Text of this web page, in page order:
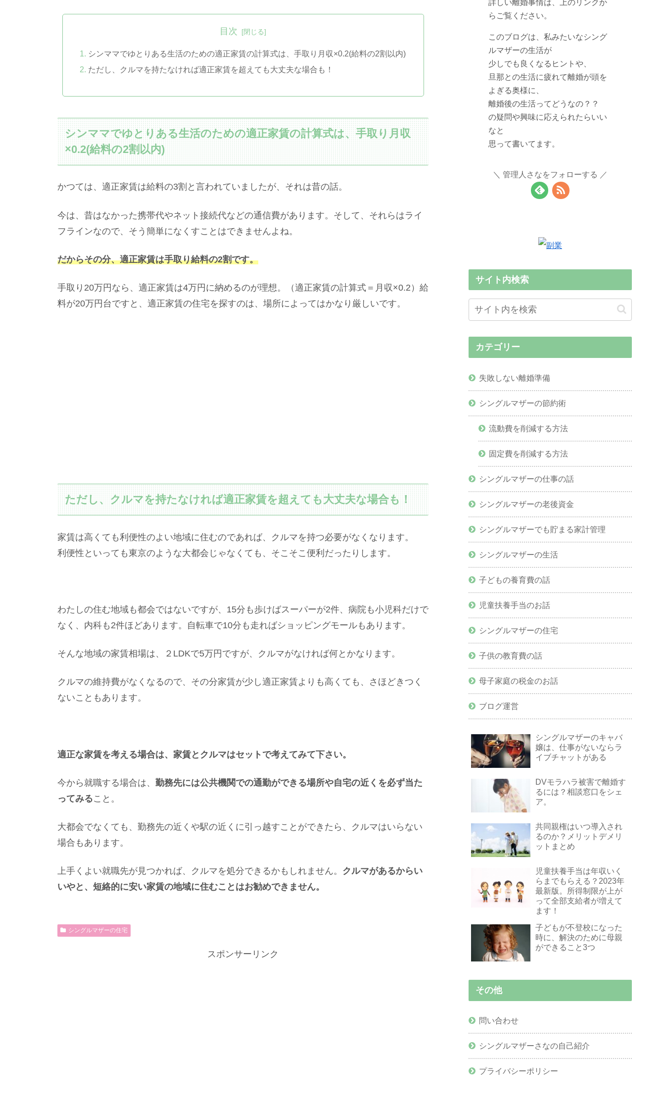
目次
シンママでゆとりある生活のための適正家賃の計算式は、手取り月収×0.2(給料の2割以内)
ただし、クルマを持たなければ適正家賃を超えても大丈夫な場合も！
シンママでゆとりある生活のための適正家賃の計算式は、手取り月収
×0.2(給料の2割以内)
かつては、適正家賃は給料の3割と言われていましたが、それは昔の話。
今は、昔はなかった携帯代やネット接続代などの通信費があります。そして、それらはライ
フラインなので、そう簡単になくすことはできませんよね。
だからその分、適正家賃は手取り給料の2割です。
手取り20万円なら、適正家賃は4万円に納めるのが理想。（適正家賃の計算式＝月収×0.2）給
料が20万円台ですと、適正家賃の住宅を探すのは、場所によってはかなり厳しいです。
ただし、クルマを持たなければ適正家賃を超えても大丈夫な場合も！
家賃は高くても利便性のよい地域に住むのであれば、クルマを持つ必要がなくなります。
利便性といっても東京のような大都会じゃなくても、そこそこ便利だったりします。
わたしの住む地域も都会ではないですが、15分も歩けばスーパーが2件、病院も小児科だけで
なく、内科も2件ほどあります。自転車で10分も走ればショッピングモールもあります。
そんな地域の家賃相場は、２LDKで5万円ですが、クルマがなければ何とかなります。
クルマの維持費がなくなるので、その分家賃が少し適正家賃よりも高くても、さほどきつく
ないこともあります。
適正な家賃を考える場合は、家賃とクルマはセットで考えてみて下さい。
今から就職する場合は、 勤務先には公共機関での通勤ができる場所や自宅の近くを必ず当た
ってみること。
大都会でなくても、勤務先の近くや駅の近くに引っ越すことができたら、クルマはいらない
場合もあります。
上手くよい就職先が見つかれば、クルマを処分できるかもしれません。 クルマがあるからい
いやと、短絡的に安い家賃の地域に住むことはお勧めできません。
シングルマザーの住宅
スポンサーリンク
詳しい離婚事情は、上のリンクか
らご覧ください。
このブログは、私みたいなシング
ルマザーの生活が
少しでも良くなるヒントや、
旦那との生活に疲れて離婚が頭を
よぎる奥様に、
離婚後の生活ってどうなの？？
の疑問や興味に応えられたらいい
なと
思って書いてます。
管理人さなをフォローする
サイト内検索
カテゴリー
失敗しない離婚準備
シングルマザーの節約術
流動費を削減する方法
固定費を削減する方法
シングルマザーの仕事の話
シングルマザーの老後資金
シングルマザーでも貯まる家計管理
シングルマザーの生活
子どもの養育費の話
児童扶養手当のお話
シングルマザーの住宅
子供の教育費の話
母子家庭の税金のお話
ブログ運営
シングルマザーのキャバ
嬢は、仕事がないならラ
イブチャットがある
DVモラハラ被害で離婚す
るには？相談窓口をシェ
ア。
共同親権はいつ導入され
るのか？メリットデメリ
ットまとめ
児童扶養手当は年収いく
らまでもらえる？2023年
最新版。所得制限が上が
って全部支給者が増えて
ます！
子どもが不登校になった
時に、解決のために母親
ができること3つ
その他
問い合わせ
シングルマザーさなの自己紹介
プライバシーポリシー